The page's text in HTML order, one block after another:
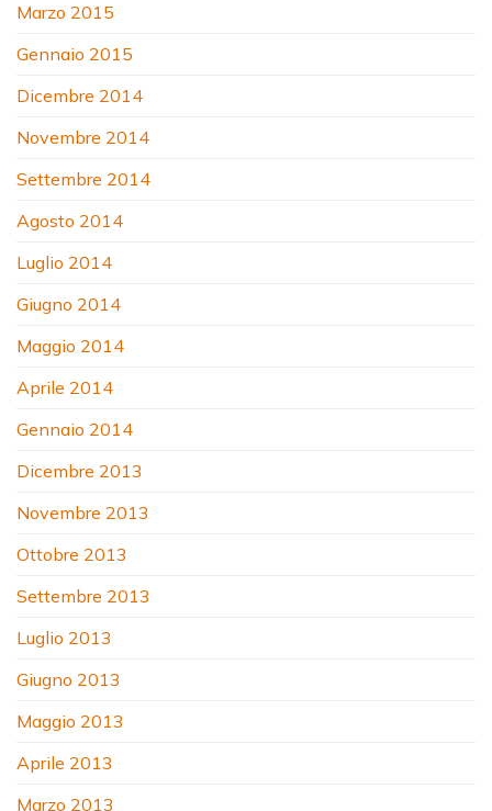
Marzo 2015
Gennaio 2015
Dicembre 2014
Novembre 2014
Settembre 2014
Agosto 2014
Luglio 2014
Giugno 2014
Maggio 2014
Aprile 2014
Gennaio 2014
Dicembre 2013
Novembre 2013
Ottobre 2013
Settembre 2013
Luglio 2013
Giugno 2013
Maggio 2013
Aprile 2013
Marzo 2013